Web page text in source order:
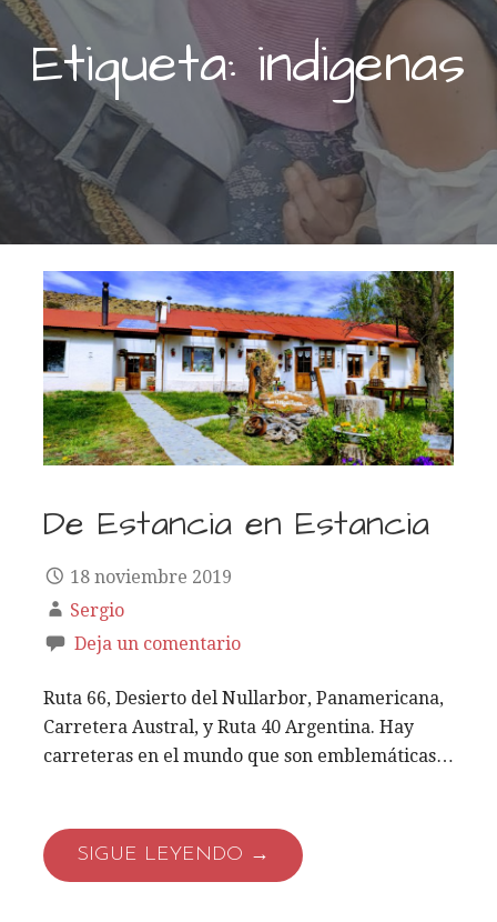
Etiqueta: indigenas
De Estancia en Estancia
18 noviembre 2019
Sergio
Deja un comentario
Ruta 66, Desierto del Nullarbor, Panamericana,
Carretera Austral, y Ruta 40 Argentina. Hay
carreteras en el mundo que son emblemáticas…
SIGUE LEYENDO →